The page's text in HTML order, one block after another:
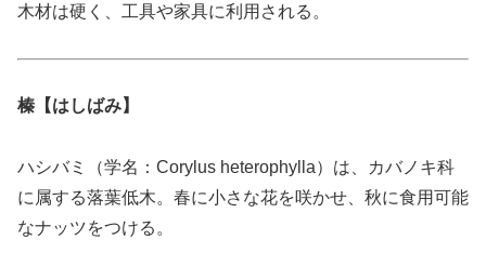
木材は硬く、工具や家具に利用される。
榛【はしばみ】
ハシバミ（学名：Corylus heterophylla）は、カバノキ科
に属する落葉低木。春に小さな花を咲かせ、秋に食用可能
なナッツをつける。